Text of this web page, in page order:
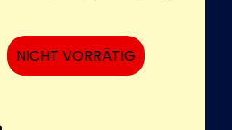
NICHT VORRÄTIG